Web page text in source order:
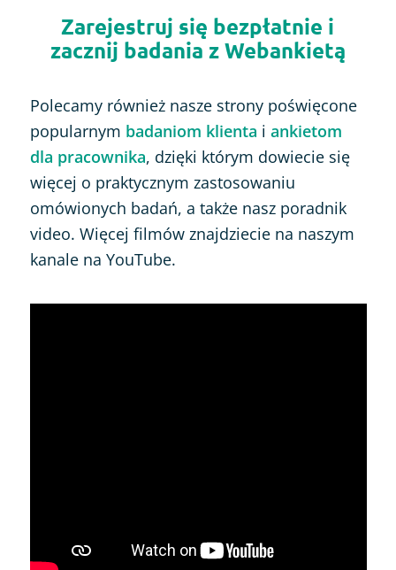
Zarejestruj się bezpłatnie i
zacznij badania z Webankietą
Polecamy również nasze strony poświęcone
popularnym badaniom klienta i ankietom
dla pracownika, dzięki którym dowiecie się
więcej o praktycznym zastosowaniu
omówionych badań, a także nasz poradnik
video. Więcej filmów znajdziecie na naszym
kanale na YouTube.